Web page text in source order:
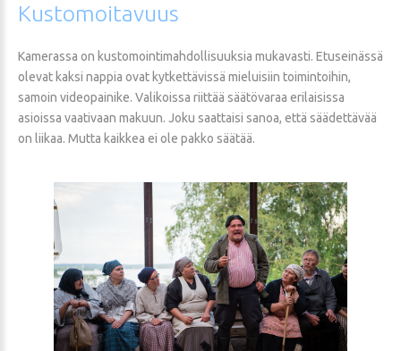
Kustomoitavuus
Kamerassa on kustomointimahdollisuuksia mukavasti. Etuseinässä
olevat kaksi nappia ovat kytkettävissä mieluisiin toimintoihin,
samoin videopainike. Valikoissa riittää säätövaraa erilaisissa
asioissa vaativaan makuun. Joku saattaisi sanoa, että säädettävää
on liikaa. Mutta kaikkea ei ole pakko säätää.